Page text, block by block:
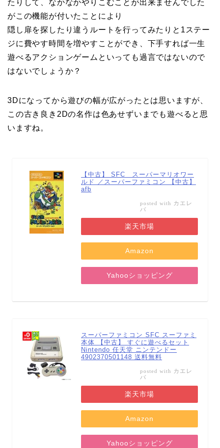
たりして、なかなかやりこむことが出来ませんでした
がこの機能が付いたことにより
隠し扉を探したり違うルートを行ってみたりと1ステー
ジに費やす時間を増やすことができ、下手すれば一生
遊べるアクションゲームといっても過言ではないので
はないでしょうか？
3Dになってから遊びの幅が広がったとは思いますが、
この古き良き2Dの名作は色あせずいまでも遊べると思
いますね。
【中古】 SFC スーパーマリオワー
ルド ／スーパーファミコン 【中古】
afb
posted with カエレ
バ
楽天市場
Amazon
Yahooショッピング
スーパーファミコン SFC スーファミ
本体 【中古】 すぐに遊べるセット
Nintendo 任天堂 ニンテンドー
4902370501148 送料無料
posted with カエレ
バ
楽天市場
Amazon
Yahooショッピング